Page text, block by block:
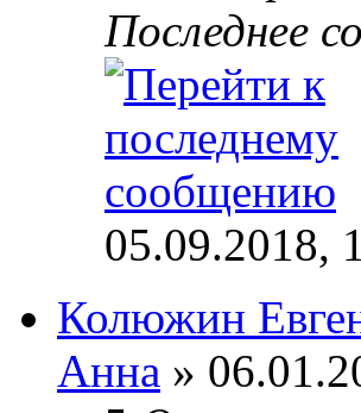
Последнее
05.09.2018,
Колюжин
Анна »